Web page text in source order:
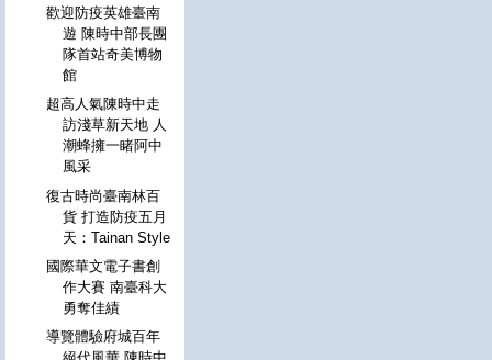
歡迎防疫英雄臺南
遊 陳時中部長團
隊首站奇美博物
館
超高人氣陳時中走
訪淺草新天地 人
潮蜂擁一睹阿中
風采
復古時尚臺南林百
貨 打造防疫五月
天：Tainan Style
國際華文電子書創
作大賽 南臺科大
勇奪佳績
導覽體驗府城百年